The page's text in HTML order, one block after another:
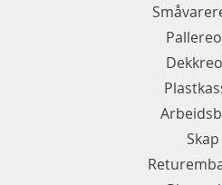
Skap